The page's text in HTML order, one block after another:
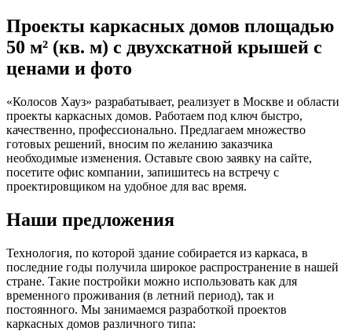
Проекты каркасных домов площадью
50 м² (кв. м) c двухскатной крышей с
ценами и фото
«Колосов Хауз» разрабатывает, реализует в Москве и области
проекты каркасных домов. Работаем под ключ быстро,
качественно, профессионально. Предлагаем множество
готовых решений, вносим по желанию заказчика
необходимые изменения. Оставьте свою заявку на сайте,
посетите офис компании, запишитесь на встречу с
проектировщиком на удобное для вас время.
Наши предложения
Технология, по которой здание собирается из каркаса, в
последние годы получила широкое распространение в нашей
стране. Такие постройки можно использовать как для
временного проживания (в летний период), так и
постоянного. Мы занимаемся разработкой проектов
каркасных домов различного типа: